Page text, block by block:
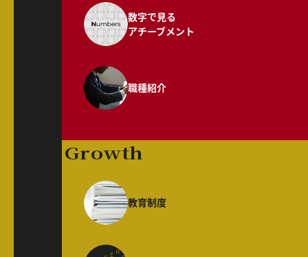
数字で見る
アチーブメント
職種紹介
Growth
教育制度